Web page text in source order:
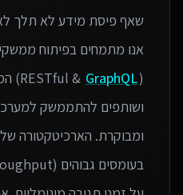
(RESTful &
GraphQL
)
ושותפים להתממשק
ומבוקרת. הארכיטקטורה